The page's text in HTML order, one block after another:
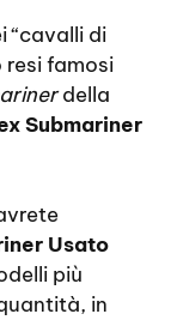
“cavalli di
resi famosi
della
Submariner
Usato
più
in